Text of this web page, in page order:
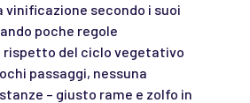
secondo i suoi
poche regole
del ciclo vegetativo
passaggi, nessuna
– giusto rame e zolfo in